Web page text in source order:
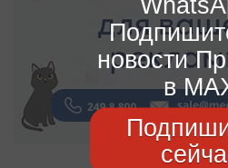
новости
в